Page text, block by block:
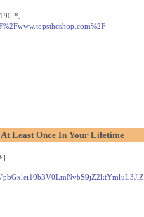
Least Once In Your Lifetime